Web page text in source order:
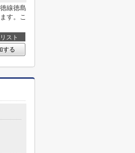
線徳島
す。こ
スト
する